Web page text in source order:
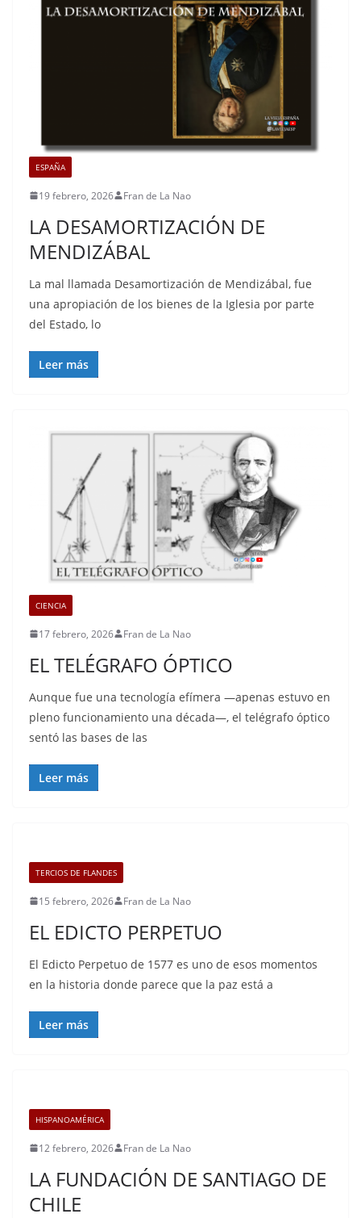
ESPAÑA
19 febrero, 2026 Fran de La Nao
LA DESAMORTIZACIÓN DE
MENDIZÁBAL
La mal llamada Desamortización de Mendizábal, fue
una apropiación de los bienes de la Iglesia por parte
del Estado, lo
Leer más
CIENCIA
17 febrero, 2026 Fran de La Nao
EL TELÉGRAFO ÓPTICO
Aunque fue una tecnología efímera —apenas estuvo en
pleno funcionamiento una década—, el telégrafo óptico
sentó las bases de las
Leer más
TERCIOS DE FLANDES
15 febrero, 2026 Fran de La Nao
EL EDICTO PERPETUO
El Edicto Perpetuo de 1577 es uno de esos momentos
en la historia donde parece que la paz está a
Leer más
HISPANOAMÉRICA
12 febrero, 2026 Fran de La Nao
LA FUNDACIÓN DE SANTIAGO DE
CHILE